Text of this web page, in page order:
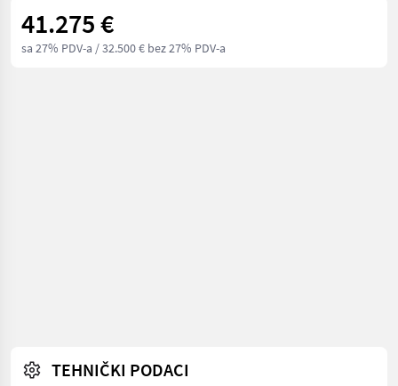
41.275 €
sa 27% PDV-a / 32.500 € bez 27% PDV-a
TEHNIČKI PODACI